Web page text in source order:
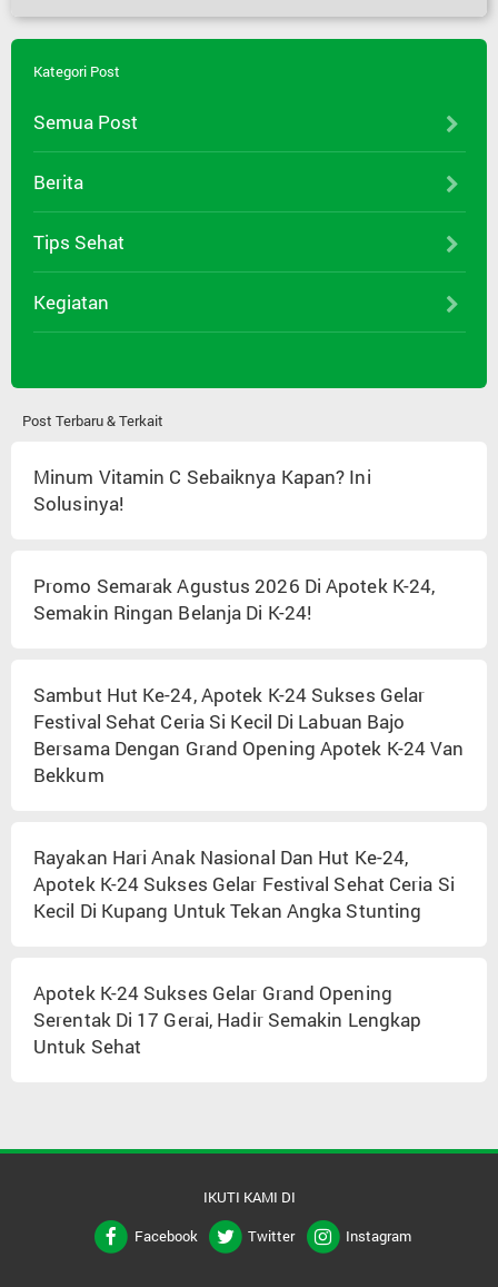
Kategori Post
Semua Post
Berita
Tips Sehat
Kegiatan
Post Terbaru & Terkait
Minum Vitamin C Sebaiknya Kapan? Ini
Solusinya!
Promo Semarak Agustus 2026 Di Apotek K-24,
Semakin Ringan Belanja Di K-24!
Sambut Hut Ke-24, Apotek K-24 Sukses Gelar
Festival Sehat Ceria Si Kecil Di Labuan Bajo
Bersama Dengan Grand Opening Apotek K-24 Van
Bekkum
Rayakan Hari Anak Nasional Dan Hut Ke-24,
Apotek K-24 Sukses Gelar Festival Sehat Ceria Si
Kecil Di Kupang Untuk Tekan Angka Stunting
Apotek K-24 Sukses Gelar Grand Opening
Serentak Di 17 Gerai, Hadir Semakin Lengkap
Untuk Sehat
IKUTI KAMI DI
Facebook
Twitter Instagram